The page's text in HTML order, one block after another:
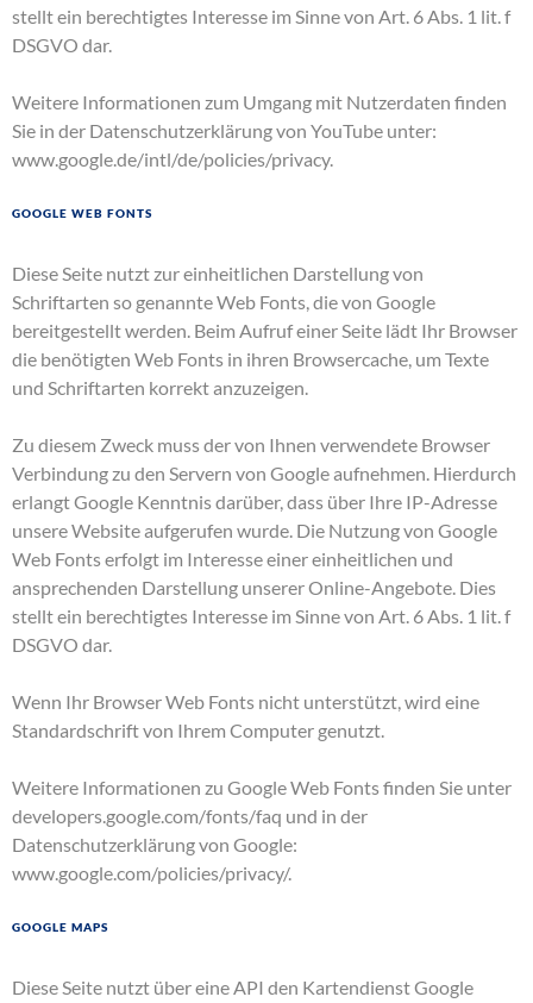
stellt ein berechtigtes Interesse im Sinne von Art. 6 Abs. 1 lit. f
DSGVO dar.
Weitere Informationen zum Umgang mit Nutzerdaten finden
Sie in der Datenschutzerklärung von YouTube unter:
www.google.de/intl/de/policies/privacy.
Google Web Fonts
Diese Seite nutzt zur einheitlichen Darstellung von
Schriftarten so genannte Web Fonts, die von Google
bereitgestellt werden. Beim Aufruf einer Seite lädt Ihr Browser
die benötigten Web Fonts in ihren Browsercache, um Texte
und Schriftarten korrekt anzuzeigen.
Zu diesem Zweck muss der von Ihnen verwendete Browser
Verbindung zu den Servern von Google aufnehmen. Hierdurch
erlangt Google Kenntnis darüber, dass über Ihre IP-Adresse
unsere Website aufgerufen wurde. Die Nutzung von Google
Web Fonts erfolgt im Interesse einer einheitlichen und
ansprechenden Darstellung unserer Online-Angebote. Dies
stellt ein berechtigtes Interesse im Sinne von Art. 6 Abs. 1 lit. f
DSGVO dar.
Wenn Ihr Browser Web Fonts nicht unterstützt, wird eine
Standardschrift von Ihrem Computer genutzt.
Weitere Informationen zu Google Web Fonts finden Sie unter
developers.google.com/fonts/faq und in der
Datenschutzerklärung von Google:
www.google.com/policies/privacy/.
Google Maps
Diese Seite nutzt über eine API den Kartendienst Google